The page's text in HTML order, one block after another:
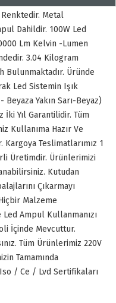
Renktedir. Metal
Dahildir. 100W Led
Lm Kelvin -Lumen
3.04 Kilogram
Bulunmaktadır. Üründe
Led Sistemin Işık
Yakın Sarı-Beyaz)
Yıl Garantilidir. Tüm
Kullanıma Hazır Ve
Kargoya Teslimatlarımız 1
Üretimdir. Ürünlerimizi
Kutudan
Çıkarmayı
Malzeme
Ampul Kullanmanızı
İçinde Mevcuttur.
Tüm Ürünlerimiz 220V
Tamamında
/ Ce / Lvd Sertifikaları